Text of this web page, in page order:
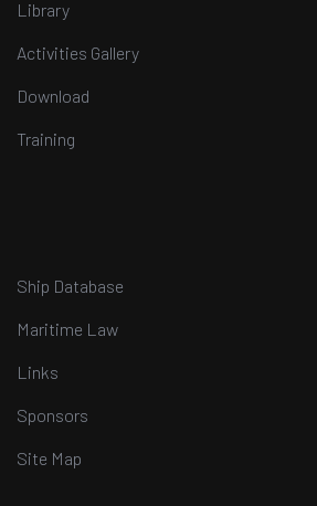
Library
Activities Gallery
Download
Training
Ship Database
Maritime Law
Links
Sponsors
Site Map